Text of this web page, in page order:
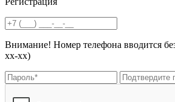
Внимание! Номер телефона вводится
хх-хх)